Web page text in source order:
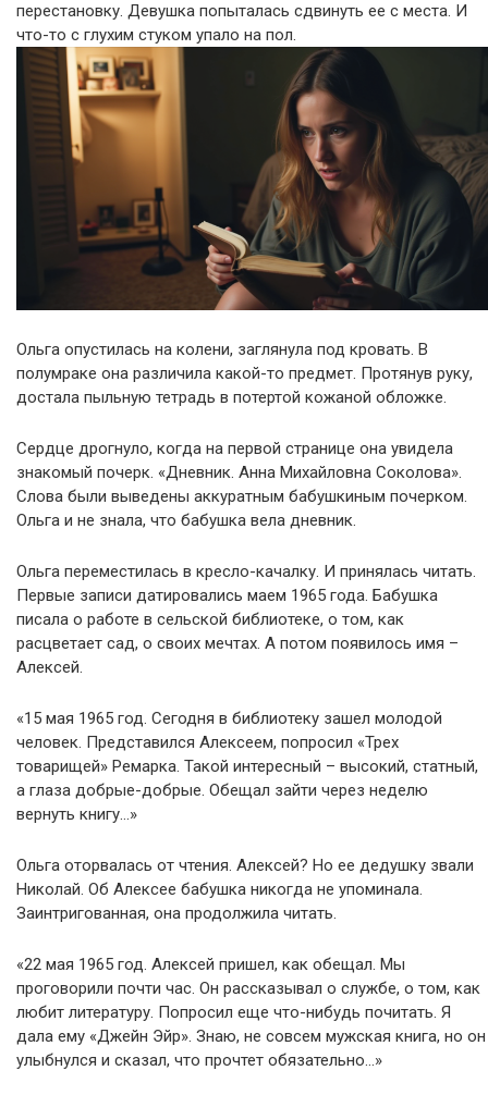
перестановку. Девушка попыталась сдвинуть ее с места. И
что-то с глухим стуком упало на пол.
Ольга опустилась на колени, заглянула под кровать. В
полумраке она различила какой-то предмет. Протянув руку,
достала пыльную тетрадь в потертой кожаной обложке.
Сердце дрогнуло, когда на первой странице она увидела
знакомый почерк. «Дневник. Анна Михайловна Соколова».
Слова были выведены аккуратным бабушкиным почерком.
Ольга и не знала, что бабушка вела дневник.
Ольга переместилась в кресло-качалку. И принялась читать.
Первые записи датировались маем 1965 года. Бабушка
писала о работе в сельской библиотеке, о том, как
расцветает сад, о своих мечтах. А потом появилось имя –
Алексей.
«15 мая 1965 год. Сегодня в библиотеку зашел молодой
человек. Представился Алексеем, попросил «Трех
товарищей» Ремарка. Такой интересный – высокий, статный,
а глаза добрые-добрые. Обещал зайти через неделю
вернуть книгу…»
Ольга оторвалась от чтения. Алексей? Но ее дедушку звали
Николай. Об Алексее бабушка никогда не упоминала.
Заинтригованная, она продолжила читать.
«22 мая 1965 год. Алексей пришел, как обещал. Мы
проговорили почти час. Он рассказывал о службе, о том, как
любит литературу. Попросил еще что-нибудь почитать. Я
дала ему «Джейн Эйр». Знаю, не совсем мужская книга, но он
улыбнулся и сказал, что прочтет обязательно…»